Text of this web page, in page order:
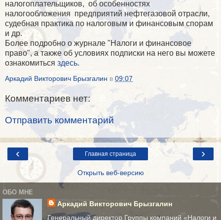
налогоплательщиков, об особенностях
налогообложения предприятий нефтегазовой отрасли,
судебная практика по налоговым и финансовым спорам
и др.
Более подробно о журнале "Налоги и финансовое
право", а также об условиях подписки на него вы можете
ознакомиться здесь.
Аркадий Викторович Брызгалин в 09:07
Комментариев нет:
Отправить комментарий
‹ ›
Главная страница
Открыть веб-версию
ОБО МНЕ
Аркадий Викторович Брызгалин
Генеральный директор Группы компаний «Налоги и